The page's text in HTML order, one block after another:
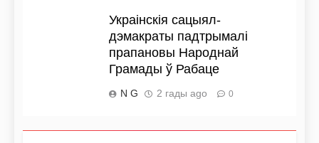
Украінскія сацыял-
дэмакраты падтрымалі
прапановы Народнай
Грамады ў Рабаце
N G 2 гады ago 0